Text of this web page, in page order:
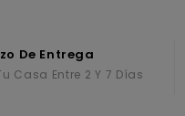
De Entrega
Casa Entre 2 Y 7 Días